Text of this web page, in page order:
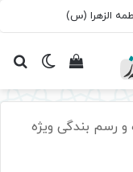
الزهرا (س)
تغییرمشاهده
و رسم بندگی ویژه